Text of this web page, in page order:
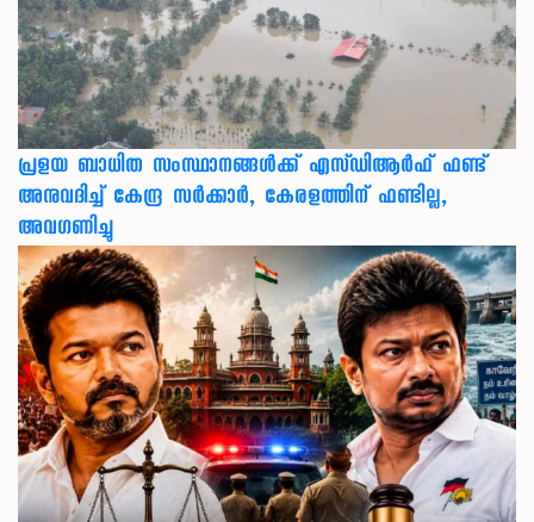
പ്രളയ ബാധിത സംസ്ഥാനങ്ങൾക്ക് എസ്ഡിആർഫ് ഫണ്ട്
അനുവദിച്ച് കേന്ദ്ര സര്‍ക്കാര്‍, കേരളത്തിന് ഫണ്ടില്ല,
അവഗണിച്ചു